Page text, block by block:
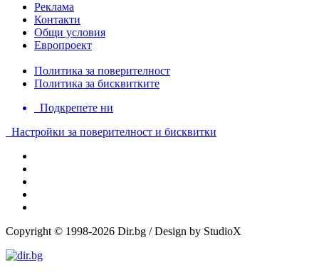
Реклама
Контакти
Общи условия
Европроект
Политика за поверителност
Политика за бисквитките
Подкрепете ни
Настройки за поверителност и бисквитки
Copyright © 1998-2026 Dir.bg / Design by StudioX